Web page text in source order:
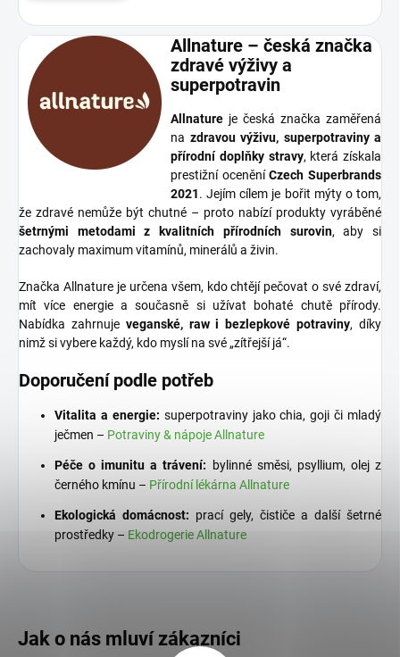
Allnature – česká značka
zdravé výživy a
superpotravin
Allnature je česká značka zaměřená
na zdravou výživu, superpotraviny a
přírodní doplňky stravy, která získala
prestižní oceněníCzech Superbrands
2021. Jejím cílem je bořit mýty o tom,
že zdravé nemůže být chutné – proto nabízí produkty vyráběné
šetrnými metodami z kvalitních přírodních surovin, aby si
zachovaly maximum vitamínů, minerálů a živin.
Značka Allnature je určena všem, kdo chtějí pečovat o své zdraví,
mít více energie a současně si užívat bohaté chutě přírody.
Nabídka zahrnuje veganské, raw i bezlepkové potraviny, díky
nimž si vybere každý, kdo myslí na své „zítřejší já“.
Doporučení podle potřeb
Vitalita a energie: superpotraviny jako chia, goji či mladý
ječmen – Potraviny & nápoje Allnature
Péče o imunitu a trávení: bylinné směsi, psyllium, olej z
černého kmínu – Přírodní lékárna Allnature
Ekologická domácnost: prací gely, čističe a další šetrné
prostředky – Ekodrogerie Allnature